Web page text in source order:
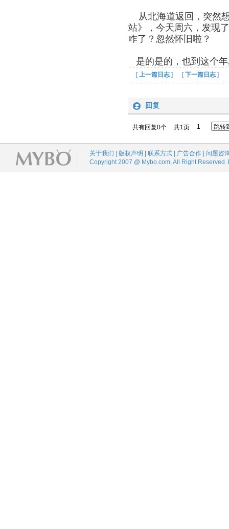
从北海道返回，突然
站》，今天周六，发现
咋了？忽然怀旧啦？
是的是的，也到这个
[上一篇日志 ] [下一篇日志 ]
回复
共有回复0个 共1页 1
关于我们 | 版权声明 | 联系方式 | 广告合作 | 问题咨
Copyright 2007 @ Mybo.com, All Right Reserved.